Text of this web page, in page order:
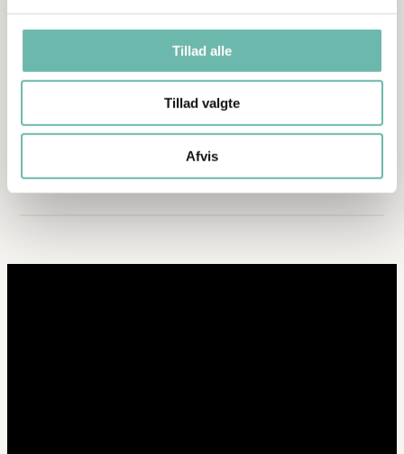
Tillad alle
Tillad valgte
Afvis
Har du brug for vikarer, eller er du interesseret i at blive en
del af vores team? Kontakt os i dag, eller læs mere her på